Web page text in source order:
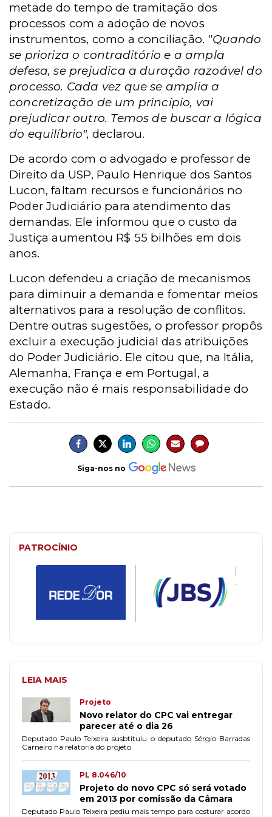
metade do tempo de tramitação dos
processos com a adoção de novos
instrumentos, como a conciliação. "Quando
se prioriza o contraditório e a ampla
defesa, se prejudica a duração razoável do
processo. Cada vez que se amplia a
concretização de um princípio, vai
prejudicar outro. Temos de buscar a lógica
do equilíbrio", declarou.
De acordo com o advogado e professor de
Direito da USP, Paulo Henrique dos Santos
Lucon, faltam recursos e funcionários no
Poder Judiciário para atendimento das
demandas. Ele informou que o custo da
Justiça aumentou R$ 55 bilhões em dois
anos.
Lucon defendeu a criação de mecanismos
para diminuir a demanda e fomentar meios
alternativos para a resolução de conflitos.
Dentre outras sugestões, o professor propôs
excluir a execução judicial das atribuições
do Poder Judiciário. Ele citou que, na Itália,
Alemanha, França e em Portugal, a
execução não é mais responsabilidade do
Estado.
Siga-nos no
PATROCÍNIO
LEIA MAIS
Projeto
Novo relator do CPC vai entregar
parecer até o dia 26
Deputado Paulo Teixeira susbtituiu o deputado Sérgio Barradas
Carneiro na relatoria do projeto.
PL 8.046/10
Projeto do novo CPC só será votado
em 2013 por comissão da Câmara
Deputado Paulo Teixeira pediu mais tempo para costurar acordo